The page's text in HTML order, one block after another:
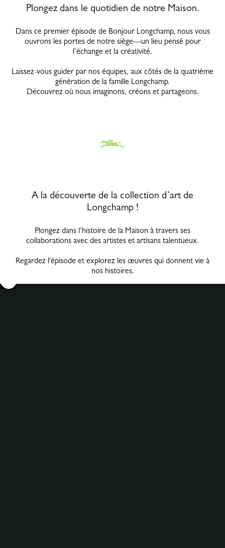
Plongez dans le quotidien de notre Maison.
Dans ce premier épisode de Bonjour Longchamp, nous vous
ouvrons les portes de notre siège—un lieu pensé pour
l’échange et la créativité.
Laissez-vous guider par nos équipes, aux côtés de la quatrième
génération de la famille Longchamp.
Découvrez où nous imaginons, créons et partageons.
A la découverte de la collection d’art de
Longchamp !
Plongez dans l’histoire de la Maison à travers ses
collaborations avec des artistes et artisans talentueux.
Regardez l'épisode et explorez les œuvres qui donnent vie à
nos histoires.